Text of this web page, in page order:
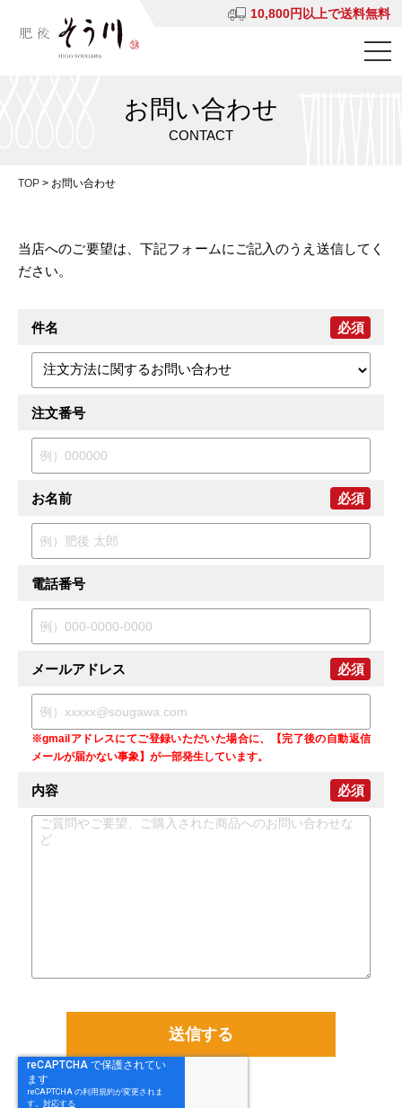
10,800円以上で送料無料
お問い合わせ
CONTACT
TOP > お問い合わせ
当店へのご要望は、下記フォームにご記入のうえ送信してく
ださい。
件名 必須
注文番号
お名前 必須
電話番号
メールアドレス 必須
※gmailアドレスにてご登録いただいた場合に、【完了後の自動返信
メールが届かない事象】が一部発生しています。
内容 必須